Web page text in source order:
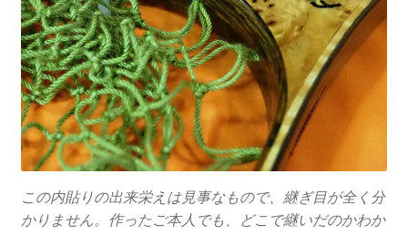
この内貼りの出来栄えは見事なもので、継ぎ目が全く分
かりません。作ったご本人でも、どこで継いだのかわか